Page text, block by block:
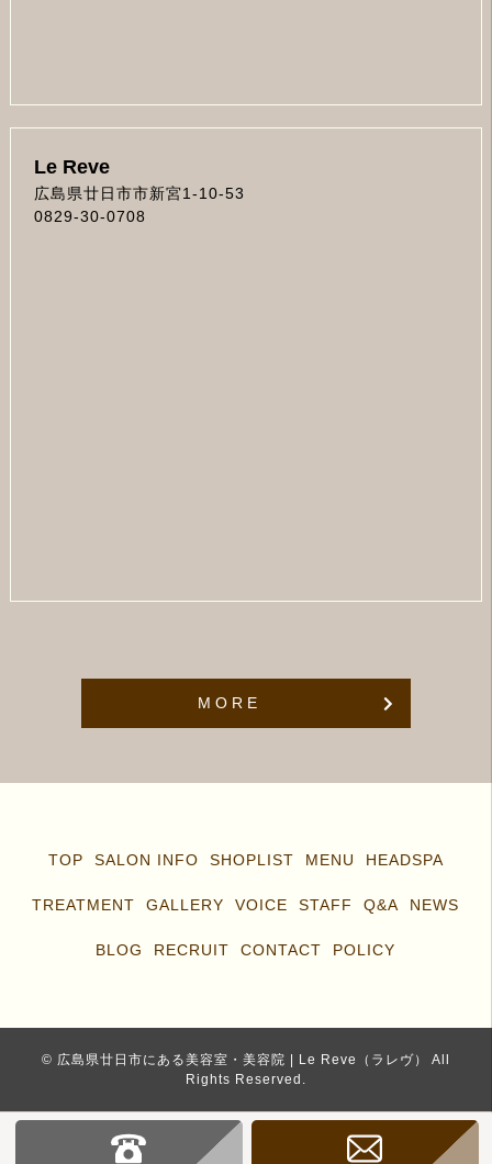
Le Reve
広島県廿日市市新宮1-10-53
0829-30-0708
MORE
TOP SALON INFO SHOPLIST MENU HEADSPA
TREATMENT GALLERY VOICE STAFF Q&A NEWS
BLOG RECRUIT CONTACT POLICY
© 広島県廿日市にある美容室・美容院 | Le Reve（ラレヴ） All
Rights Reserved.